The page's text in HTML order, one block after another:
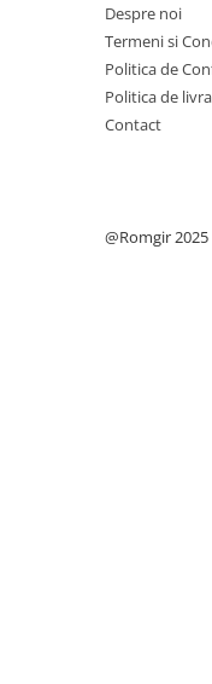
Ventilatoare Răcire
Intretinere Balkancar
Acumulatori / Baterii
Baterii 12 Volti
Filtre Combustibil
Despre noi
Termeni si
Politica de
Politica de
Contact
@Romgir 2025